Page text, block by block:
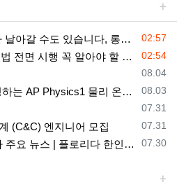
등록일
02:57
도 있습니다, 롱텀케어 준비 하기
등록일
02:54
면 시행 꼭 알아야 할 4가지!!
등록일
08.04
등록일
08.03
[8월 무료] 공대 교수가 설명하는 AP Physics1 물리 온라인 강의
등록일
07.31
등록일
07.31
(C&C) 엔지니어 모집
등록일
07.30
(2026년 7월 29일) 플로리다 주요 뉴스 | 플로리다 한인 닷컴